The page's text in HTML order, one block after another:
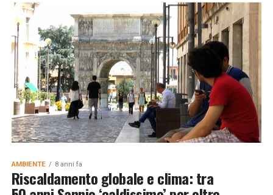
AMBIENTE 8 anni fa
Riscaldamento globale e clima: tra